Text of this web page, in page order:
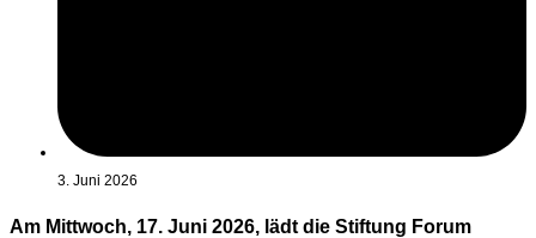
3. Juni 2026
Am Mittwoch, 17. Juni 2026, lädt die Stiftung Forum